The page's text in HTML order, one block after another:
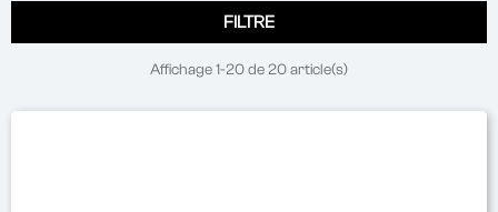
FILTRE
Affichage 1-20 de 20 article(s)